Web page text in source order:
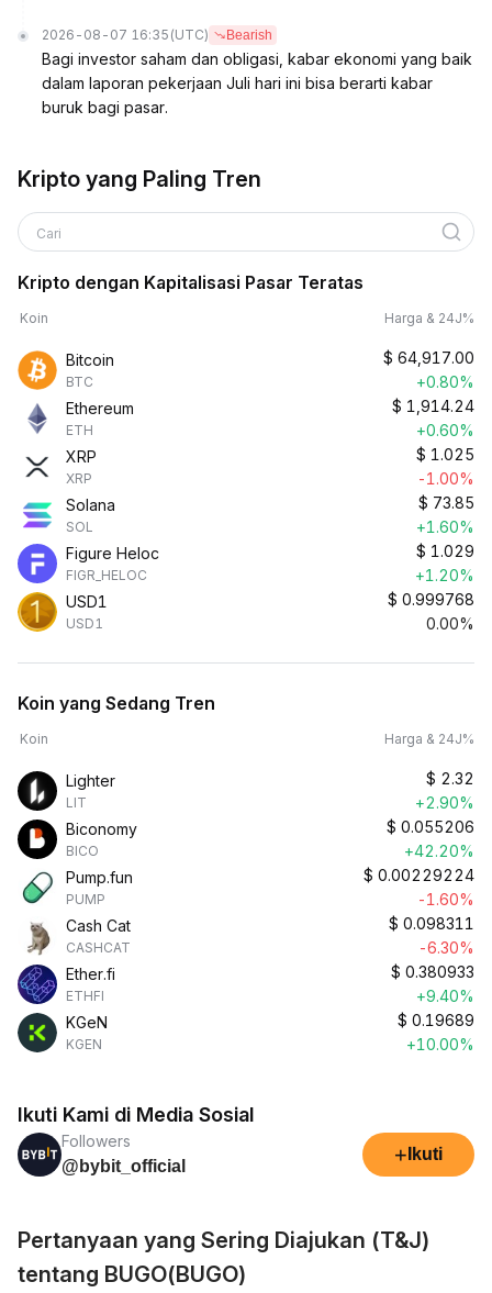
2026-08-07 16:35 (UTC) Bearish
Bagi investor saham dan obligasi, kabar ekonomi yang baik
dalam laporan pekerjaan Juli hari ini bisa berarti kabar
buruk bagi pasar.
Kripto yang Paling Tren
Cari
Kripto dengan Kapitalisasi Pasar Teratas
Koin Harga & 24J%
Bitcoin
BTC
$ 64,917.00
+0.80%
Ethereum
ETH
$ 1,914.24
+0.60%
XRP
XRP
$ 1.025
-1.00%
Solana
SOL
$ 73.85
+1.60%
Figure Heloc
FIGR_HELOC
$ 1.029
+1.20%
USD1
USD1
$ 0.999768
0.00%
Koin yang Sedang Tren
Koin Harga & 24J%
Lighter
LIT
$ 2.32
+2.90%
Biconomy
BICO
$ 0.055206
+42.20%
Pump.fun
PUMP
$ 0.00229224
-1.60%
Cash Cat
CASHCAT
$ 0.098311
-6.30%
Ether.fi
ETHFI
$ 0.380933
+9.40%
KGeN
KGEN
$ 0.19689
+10.00%
Ikuti Kami di Media Sosial
Followers
@bybit_official
+ Ikuti
Pertanyaan yang Sering Diajukan (T&J)
tentang BUGO(BUGO)